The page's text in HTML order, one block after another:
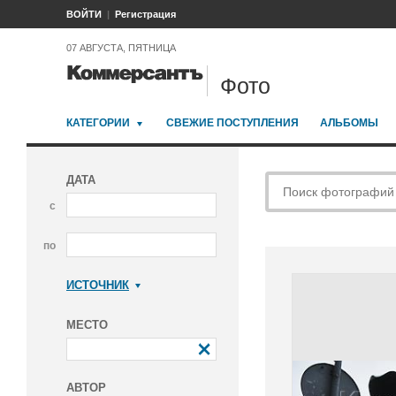
ВОЙТИ Регистрация
07 АВГУСТА, ПЯТНИЦА
Фото
КАТЕГОРИИ СВЕЖИЕ ПОСТУПЛЕНИЯ АЛЬБОМЫ
ДАТА
с
по
ИСТОЧНИК
МЕСТО
АВТОР